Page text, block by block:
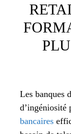
Les banques
d’ingéniosité
bancaires